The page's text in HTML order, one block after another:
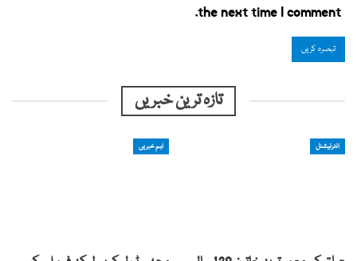
the next time I comment.
تازہ ترین خبریں
انٹرنیشنل اہم خبریں